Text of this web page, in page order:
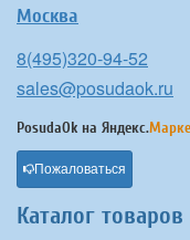
Москва
8(495)320-94-52
sales@posudaok.ru
PosudaOk на Яндекс.
Пожаловаться
Каталог товаров